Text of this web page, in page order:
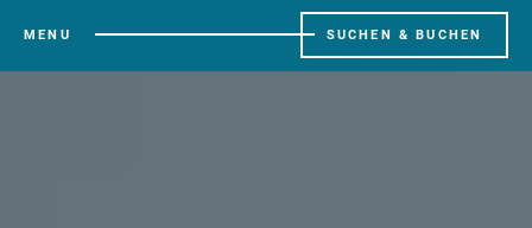
MENU SUCHEN & BUCHEN